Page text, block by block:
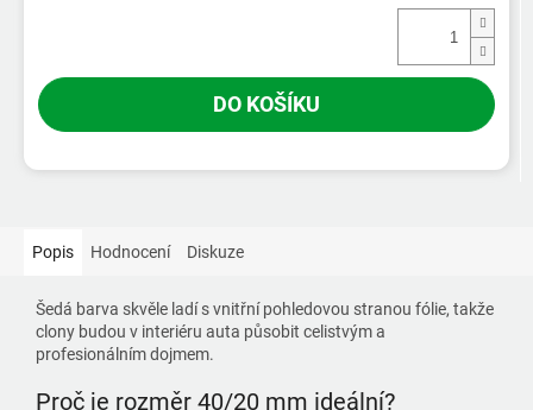
DO KOŠÍKU
Popis Hodnocení Diskuze
Šedá barva skvěle ladí s vnitřní pohledovou stranou fólie, takže
clony budou v interiéru auta působit celistvým a
profesionálním dojmem.
Proč je rozměr 40/20 mm ideální?